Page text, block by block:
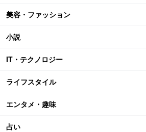
美容・ファッション
小説
IT・テクノロジー
ライフスタイル
エンタメ・趣味
占い